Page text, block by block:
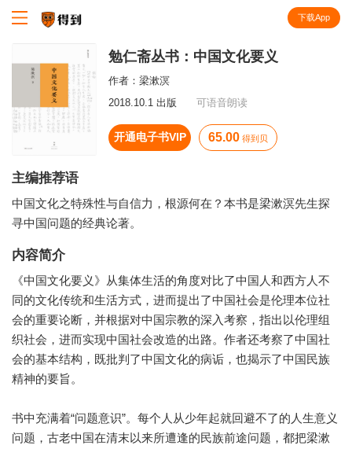
下载App
勉仁斋丛书：中国文化要义
作者： 梁漱溟
2018.10.1 出版
可语音朗读
开通电子书VIP 65.00 得到贝
主编推荐语
中国文化之特殊性与自信力，根源何在？本书是梁漱溟先生探
寻中国问题的经典论著。
内容简介
《中国文化要义》从集体生活的角度对比了中国人和西方人不
同的文化传统和生活方式，进而提出了中国社会是伦理本位社
会的重要论断，并根据对中国宗教的深入考察，指出以伦理组
织社会，进而实现中国社会改造的出路。作者还考察了中国社
会的基本结构，既批判了中国文化的病诟，也揭示了中国民族
精神的要旨。
书中充满着“问题意识”。每个人从少年起就回避不了的人生意义
问题，古老中国在清末以来所遭逢的民族前途问题，都把梁漱